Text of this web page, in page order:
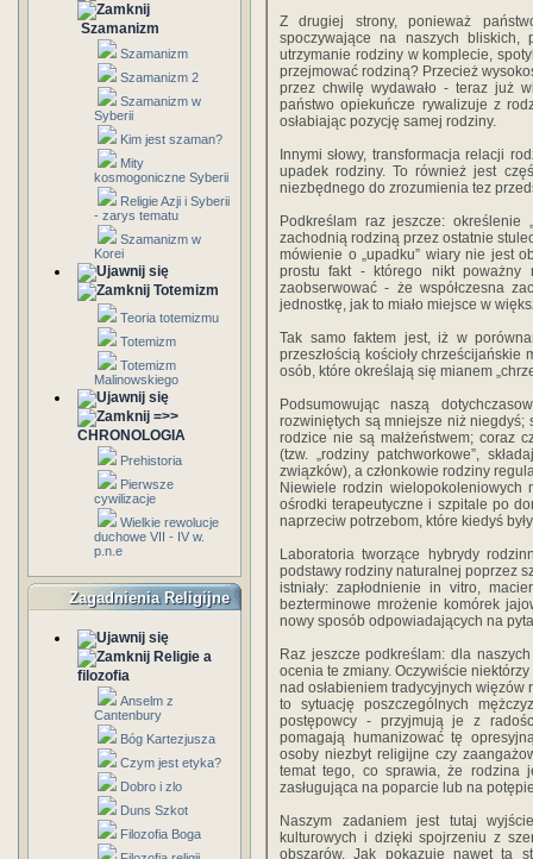
Szamanizm
Szamanizm
Szamanizm 2
Szamanizm w
Syberii
Kim jest szaman?
Mity
kosmogoniczne Syberii
Religie Azji i Syberii
- zarys tematu
Szamanizm w
Korei
Totemizm
Teoria totemizmu
Totemizm
Totemizm
Malinowskiego
=>>
CHRONOLOGIA
Prehistoria
Pierwsze
cywilizacje
Wielkie rewolucje
duchowe VII - IV w.
p.n.e
Zagadnienia Religijne
Religie a
filozofia
Anselm z
Cantenbury
Bóg Kartezjusza
Czym jest etyka?
Dobro i zlo
Duns Szkot
Filozofia Boga
Z drugiej strony, ponieważ
spoczywające na naszych
utrzymanie rodziny w komplecie,
przejmować rodziną? Przecież
przez chwilę wydawało - teraz już
państwo opiekuńcze rywalizuje z
osłabiając pozycję samej rodziny.
Innymi słowy, transformacja relacji
upadek rodziny. To również jest
niezbędnego do zrozumienia tez
Podkreślam raz jeszcze:
zachodnią rodziną przez ostatnie
mówienie o „upadku” wiary nie jest
prostu fakt - którego nikt poważny
zaobserwować - że współczesna
jednostkę, jak to miało miejsce w
Tak samo faktem jest, iż w
przeszłością kościoły
osób, które określają się mianem
Podsumowując naszą
rozwiniętych są mniejsze niż
rodzice nie są małżeństwem; coraz
(tzw. „rodziny patchworkowe”,
związków), a członkowie rodziny
Niewiele rodzin wielopokoleniowych
ośrodki terapeutyczne i szpitale po
naprzeciw potrzebom, które kiedyś
Laboratoria tworzące hybrydy
podstawy rodziny naturalnej poprzez
istniały: zapłodnienie in vitro,
bezterminowe mrożenie komórek
nowy sposób odpowiadających na
Raz jeszcze podkreślam: dla
ocenia te zmiany. Oczywiście
nad osłabieniem tradycyjnych więzów
to sytuację poszczególnych
postępowcy - przyjmują je z
pomagają humanizować tę
osoby niezbyt religijne czy
temat tego, co sprawia, że rodzina
zasługująca na poparcie lub na
Naszym zadaniem jest tutaj
kulturowych i dzięki spojrzeniu z
obszarów. Jak pokazuje nawet ta